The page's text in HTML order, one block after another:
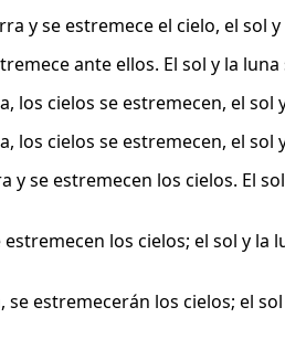
y se estremece el cielo, el sol
ante ellos. El sol y la
los cielos se estremecen, el
los cielos se estremecen, el
y se estremecen los cielos. El
los cielos; el sol y la
estremecerán los cielos; el